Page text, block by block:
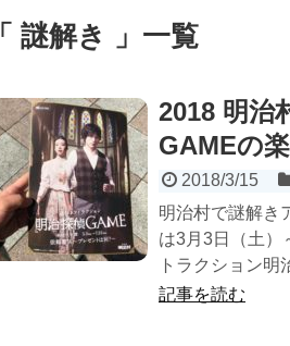
「 謎解き 」一覧
2018 明治
GAMEの
2018/3/15
明治村で謎解き
は3月3日（土）
トラクション
記事を読む